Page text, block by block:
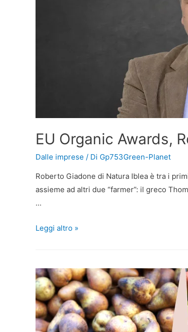
EU Organic Awards,
Dalle imprese / Di Gp753Green-Planet
Roberto Giadone di Natura Iblea è tra i
assieme ad altri due “farmer”: il greco
…
Leggi altro »